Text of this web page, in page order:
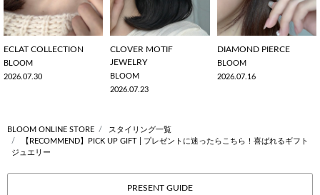
ECLAT COLLECTION
BLOOM
2026.07.30
CLOVER MOTIF
JEWELRY
BLOOM
2026.07.23
DIAMOND PIERCE
BLOOM
2026.07.16
BLOOM ONLINE STORE
スタイリング一覧
【RECOMMEND】PICK UP GIFT | プレゼントに迷ったらこちら！喜ばれるギフト
ジュエリー
PRESENT GUIDE